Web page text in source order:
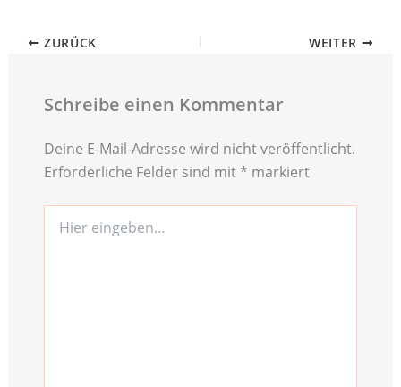
ZURÜCK WEITER
Schreibe einen Kommentar
Deine E-Mail-Adresse wird nicht veröffentlicht.
Erforderliche Felder sind mit * markiert
eingeben…